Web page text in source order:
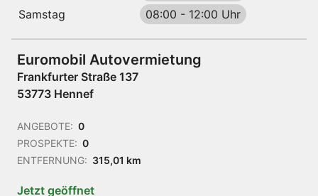
Samstag 08:00 - 12:00 Uhr
Euromobil Autovermietung
Frankfurter Straße 137
53773 Hennef
ANGEBOTE: 0
PROSPEKTE: 0
ENTFERNUNG: 315,01 km
Jetzt geöffnet